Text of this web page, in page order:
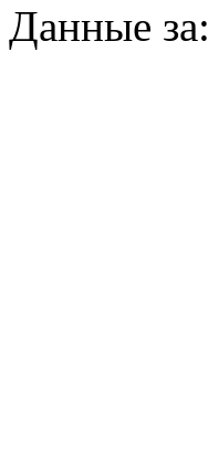
Данные за: